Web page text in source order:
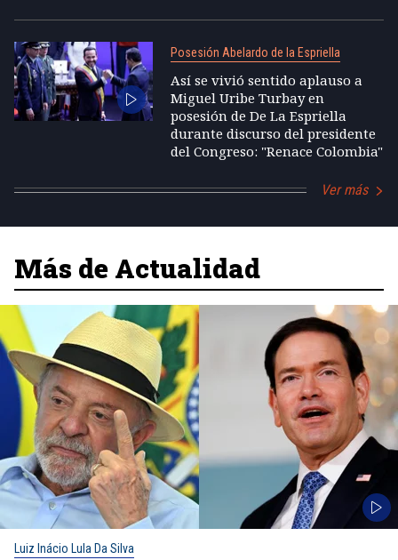
Posesión Abelardo de la Espriella
Así se vivió sentido aplauso a
Miguel Uribe Turbay en
posesión de De La Espriella
durante discurso del presidente
del Congreso: "Renace Colombia"
Ver más
Más de Actualidad
Luiz Inácio Lula Da Silva